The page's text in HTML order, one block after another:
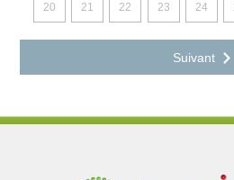
20 21 22 23 24